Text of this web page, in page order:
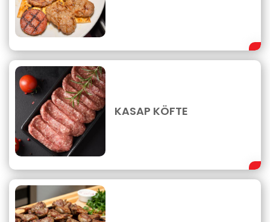
KASAP KÖFTE